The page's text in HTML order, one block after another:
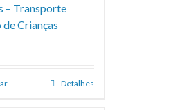
– Transporte
Crianças
Detalhes